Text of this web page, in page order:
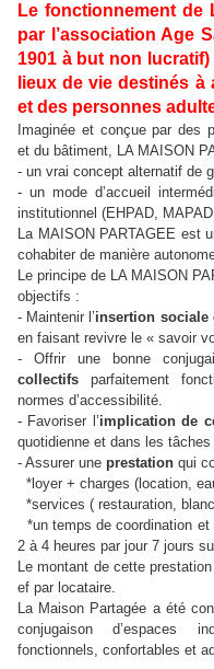
Le fonctionnement de
par l’association Age
1901 à but non
lieux de vie destinés
et des personnes
Imaginée et conçue par des
et du bâtiment, LA MAISON
- un vrai concept alternatif de
- un mode d’accueil
institutionnel (EHPAD,
La MAISON PARTAGEE est
cohabiter de manière
Le principe de LA MAISON
objectifs :
- Maintenir l’insertion sociale
en faisant revivre le « savoir
- Offrir une bonne
collectifs parfaitement
normes d’accessibilité.
- Favoriser l’implication de
quotidienne et dans les
- Assurer une prestation qui
*loyer + charges (location,
*services ( restauration,
*un temps de coordination et
2 à 4 heures par jour 7 jours
Le montant de cette
ef par locataire.
La Maison Partagée a été
conjugaison d’espaces
fonctionnels, confortables et